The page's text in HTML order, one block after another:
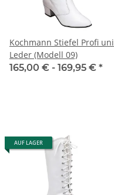
Kochmann Stiefel Profi uni
Leder (Modell 09)
165,00 € - 169,95 € *
AUF LAGER